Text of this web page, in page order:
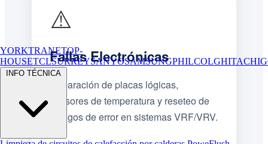
YORKTRANETOP-
HOUSETCLSURREYSANYOSAMSUNGPHILCOLGHITACHI
INFO TÉCNICA
⚠️
Fallas Electrónicas
Reparación de placas lógicas,
sensores de temperatura y reseteo de
códigos de error en sistemas VRF/VRV.